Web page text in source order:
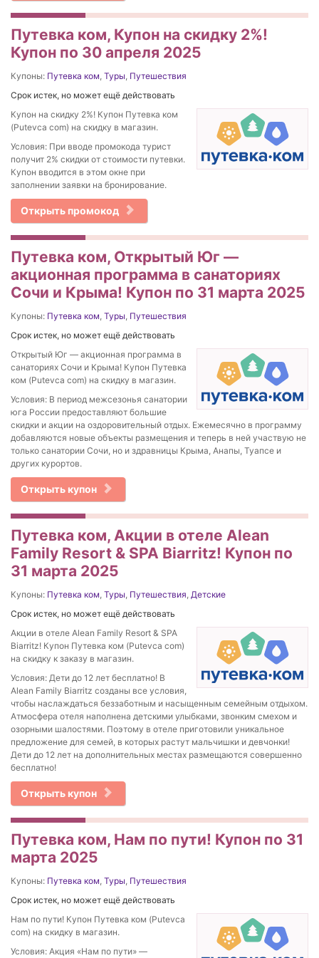
Путевка ком, Купон на скидку 2%!
Купон по 30 апреля 2025
Купоны: Путевка ком, Туры, Путешествия
Срок истек, но может ещё действовать
Купон на скидку 2%! Купон Путевка ком
(Putevca com) на скидку в магазин.
Условия: При вводе промокода турист
получит 2% скидки от стоимости путевки.
Купон вводится в этом окне при
заполнении заявки на бронирование.
Открыть промокод
Путевка ком, Открытый Юг —
акционная программа в санаториях
Сочи и Крыма! Купон по 31 марта 2025
Купоны: Путевка ком, Туры, Путешествия
Срок истек, но может ещё действовать
Открытый Юг — акционная программа в
санаториях Сочи и Крыма! Купон Путевка
ком (Putevca com) на скидку в магазин.
Условия: В период межсезонья санатории
юга России предоставляют большие
скидки и акции на оздоровительный отдых. Ежемесячно в программу
добавляются новые объекты размещения и теперь в ней участвую не
только санатории Сочи, но и здравницы Крыма, Анапы, Туапсе и
других курортов.
Открыть купон
Путевка ком, Акции в отеле Alean
Family Resort & SPA Biarritz! Купон по
31 марта 2025
Купоны: Путевка ком, Туры, Путешествия, Детские
Срок истек, но может ещё действовать
Акции в отеле Alean Family Resort & SPA
Biarritz! Купон Путевка ком (Putevca com)
на скидку к заказу в магазин.
Условия: Дети до 12 лет бесплатно! В
Alean Family Biarritz созданы все условия,
чтобы наслаждаться беззаботным и насыщенным семейным отдыхом.
Атмосфера отеля наполнена детскими улыбками, звонким смехом и
озорными шалостями. Поэтому в отеле приготовили уникальное
предложение для семей, в которых растут мальчишки и девчонки!
Дети до 12 лет на дополнительных местах размещаются совершенно
бесплатно!
Открыть купон
Путевка ком, Нам по пути! Купон по 31
марта 2025
Купоны: Путевка ком, Туры, Путешествия
Срок истек, но может ещё действовать
Нам по пути! Купон Путевка ком (Putevca
com) на скидку в магазин.
Условия: Акция «Нам по пути» —